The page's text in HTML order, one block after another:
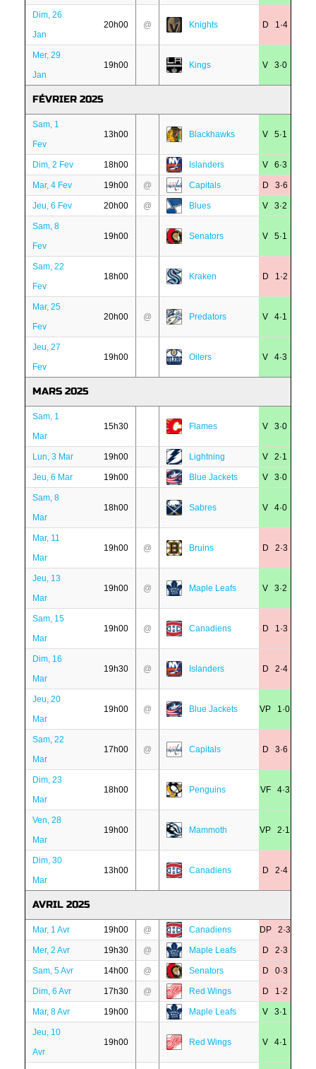
Dim, 26
Jan
20h00 @ Knights D 1·4
Mer, 29
Jan
19h00 Kings V 3·0
FÉVRIER 2025
Sam, 1
Fev
13h00 Blackhawks V 5·1
Dim, 2 Fev 18h00 Islanders V 6·3
Mar, 4 Fev 19h00 @ Capitals D 3·6
Jeu, 6 Fev 20h00 @ Blues V 3·2
Sam, 8
Fev
19h00 Senators V 5·1
Sam, 22
Fev
18h00 Kraken D 1·2
Mar, 25
Fev
20h00 @ Predators V 4·1
Jeu, 27
Fev
19h00 Oilers V 4·3
MARS 2025
Sam, 1
Mar
15h30 Flames V 3·0
Lun, 3 Mar 19h00 Lightning V 2·1
Jeu, 6 Mar 19h00 Blue Jackets V 3·0
Sam, 8
Mar
18h00 Sabres V 4·0
Mar, 11
Mar
19h00 @ Bruins D 2·3
Jeu, 13
Mar
19h00 @ Maple Leafs V 3·2
Sam, 15
Mar
19h00 @ Canadiens D 1·3
Dim, 16
Mar
19h30 @ Islanders D 2·4
Jeu, 20
Mar
19h00 @ Blue Jackets VP 1·0
Sam, 22
Mar
17h00 @ Capitals D 3·6
Dim, 23
Mar
18h00 Penguins VF 4·3
Ven, 28
Mar
19h00 Mammoth VP 2·1
Dim, 30
Mar
13h00 Canadiens D 2·4
AVRIL 2025
Mar, 1 Avr 19h00 @ Canadiens DP 2·3
Mer, 2 Avr 19h30 @ Maple Leafs D 2·3
Sam, 5 Avr 14h00 @ Senators D 0·3
Dim, 6 Avr 17h30 @ Red Wings D 1·2
Mar, 8 Avr 19h00 Maple Leafs V 3·1
Jeu, 10
Avr
19h00 Red Wings V 4·1